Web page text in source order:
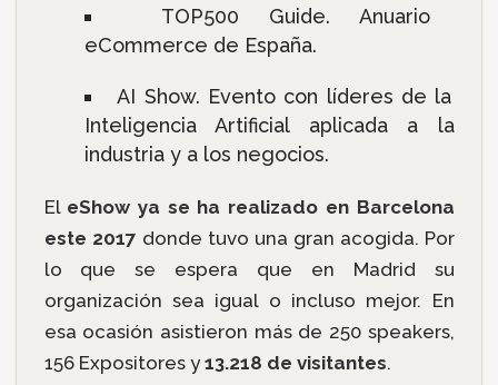
TOP500 Guide. Anuario
eCommerce de España.
AI Show. Evento con líderes de la
Inteligencia Artificial aplicada a la
industria y a los negocios.
El eShow ya se ha realizado en Barcelona
este 2017 donde tuvo una gran acogida. Por
lo que se espera que en Madrid su
organización sea igual o incluso mejor. En
esa ocasión asistieron más de 250 speakers,
156 Expositores y13.218 de visitantes.